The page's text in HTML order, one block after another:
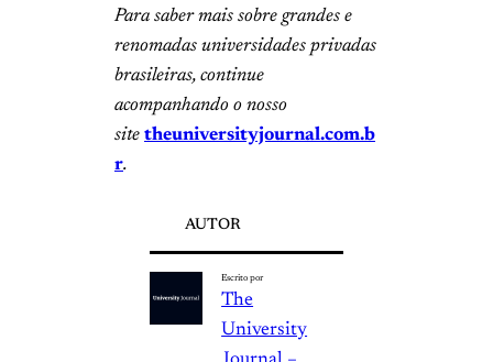
Para saber mais sobre grandes e
renomadas universidades privadas
brasileiras, continue
acompanhando o nosso
site theuniversityjournal.com.b
r.
AUTOR
Escrito por
The
University